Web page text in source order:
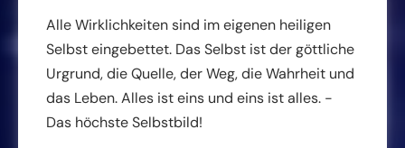
Alle Wirklichkeiten sind im eigenen heiligen
Selbst eingebettet. Das Selbst ist der göttliche
Urgrund, die Quelle, der Weg, die Wahrheit und
das Leben. Alles ist eins und eins ist alles. -
Das höchste Selbstbild!